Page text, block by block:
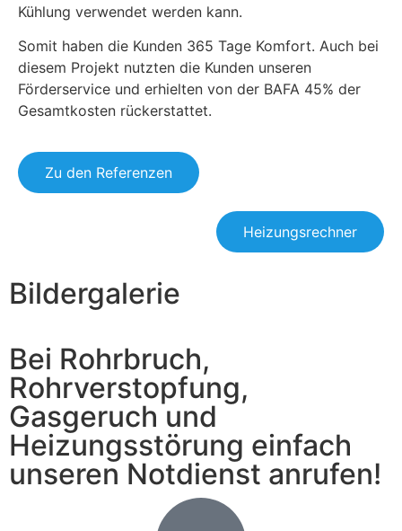
Kühlung verwendet werden kann.
Somit haben die Kunden 365 Tage Komfort. Auch bei
diesem Projekt nutzten die Kunden unseren
Förderservice und erhielten von der BAFA 45% der
Gesamtkosten rückerstattet.
Zu den Referenzen
Heizungsrechner
Bildergalerie
Bei Rohrbruch,
Rohrverstopfung,
Gasgeruch und
Heizungsstörung einfach
unseren Notdienst anrufen!